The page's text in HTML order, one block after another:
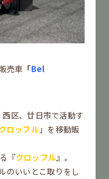
売車 「Bel
区、廿日市で活動す
クロッフル 」を移動販
『クロッフル』。
のいいとこ取りをし